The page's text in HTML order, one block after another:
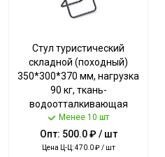
Стул туристический
складной (походный)
350*300*370 мм, нагрузка
90 кг, ткань-
водоотталкивающая
пропитка, КОЛЛАЖ
ЗЕЛЕНЫЙ арт. ПС/К3 NIKA
[5]
Менее 10 шт
Опт: 500.0 ₽ / шт
Цена Ц-Ц: 470.0 ₽ / шт